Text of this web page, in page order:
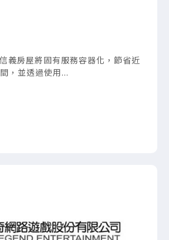
義房屋將固有服務容器化，節省近
，並透過使用...